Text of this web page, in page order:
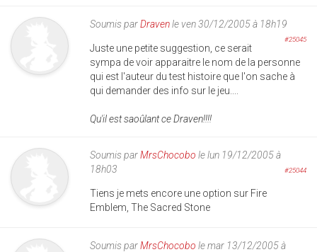
Soumis parDravenle ven 30/12/2005 à 18h19
#25045
Juste une petite suggestion, ce serait
sympa de voir apparaitre le nom de la personne
qui est l'auteur du test histoire que l'on sache à
qui demander des info sur le jeu....
Qu'il est saoûlant ce Draven!!!!
Soumis parMrsChocobo le lun 19/12/2005 à
18h03
#25044
Tiens je mets encore une option sur Fire
Emblem, The Sacred Stone
Soumis parMrsChocobo le mar 13/12/2005 à